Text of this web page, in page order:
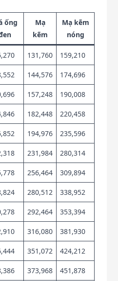
ống
Mạ
kẽm
Mạ kẽm
nóng
131,760 159,210
144,576 174,696
157,248 190,008
182,448 220,458
194,976 235,596
231,984 280,314
256,464 309,894
280,512 338,952
292,464 353,394
316,080 381,930
351,072 424,212
373,968 451,878